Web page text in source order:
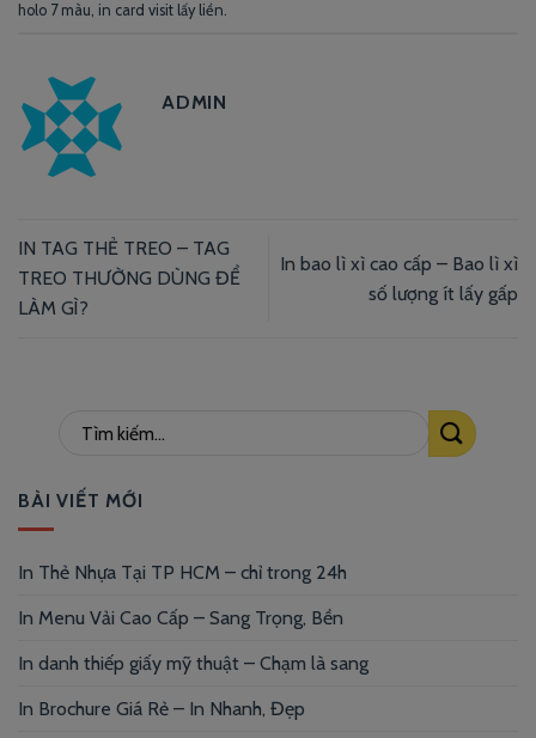
holo 7 màu, in card visit lấy liền.
ADMIN
IN TAG THẺ TREO – TAG
TREO THƯỜNG DÙNG ĐỂ
LÀM GÌ?
In bao lì xì cao cấp – Bao lì xì
số lượng ít lấy gấp
BÀI VIẾT MỚI
In Thẻ Nhựa Tại TP HCM – chỉ trong 24h
In Menu Vải Cao Cấp – Sang Trọng, Bền
In danh thiếp giấy mỹ thuật – Chạm là sang
In Brochure Giá Rẻ – In Nhanh, Đẹp